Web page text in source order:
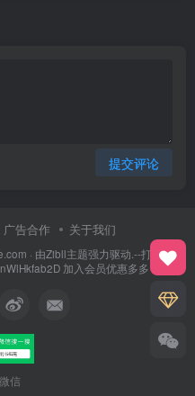
提交评论
广告合作 关于我们
· 由Zibll主题强力驱动.--打开
加入会员优惠多多
信